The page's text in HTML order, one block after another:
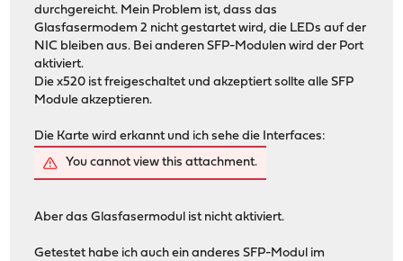
durchgereicht. Mein Problem ist, dass das
Glasfasermodem 2 nicht gestartet wird, die LEDs auf der
NIC bleiben aus. Bei anderen SFP-Modulen wird der Port
aktiviert.
Die x520 ist freigeschaltet und akzeptiert sollte alle SFP
Module akzeptieren.
Die Karte wird erkannt und ich sehe die Interfaces:
You cannot view this attachment.
Aber das Glasfasermodul ist nicht aktiviert.
Getestet habe ich auch ein anderes SFP-Modul im